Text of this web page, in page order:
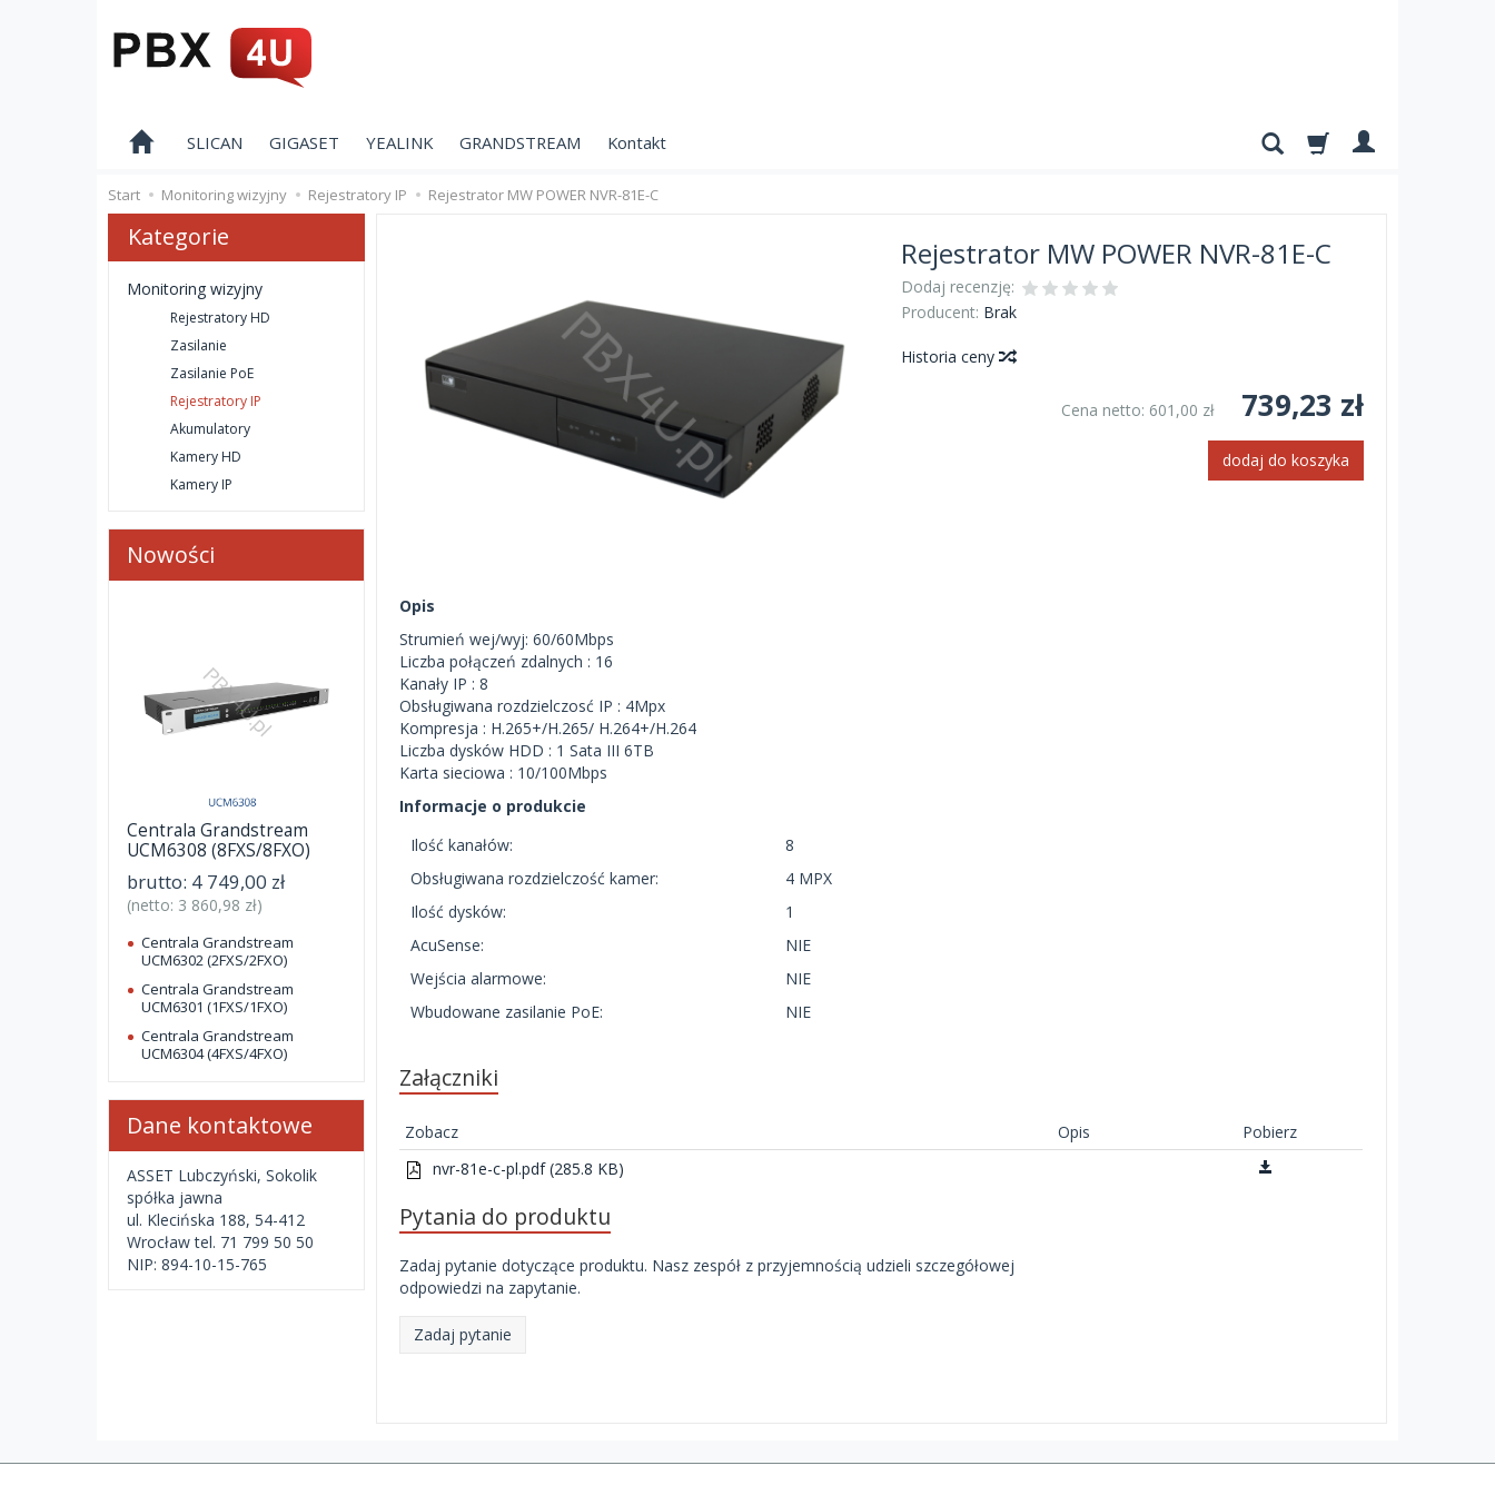
SLICAN GIGASET YEALINK GRANDSTREAM Kontakt
Start Monitoring wizyjny Rejestratory IP Rejestrator MW POWER NVR-81E-C
Rejestrator MW POWER NVR-81E-C
Dodaj recenzję:
Producent: Brak
Historia ceny
Cena netto: 601,00 zł 739,23 zł
dodaj do koszyka
Opis
Strumień wej/wyj: 60/60Mbps
Liczba połączeń zdalnych : 16
Kanały IP : 8
Obsługiwana rozdzielczosć IP : 4Mpx
Kompresja : H.265+/H.265/ H.264+/H.264
Liczba dysków HDD : 1 Sata III 6TB
Karta sieciowa : 10/100Mbps
Informacje o produkcie
Ilość kanałów:
8
Obsługiwana rozdzielczość kamer:
4 MPX
Ilość dysków:
1
AcuSense:
NIE
Wejścia alarmowe:
NIE
Wbudowane zasilanie PoE:
NIE
Załączniki
Zobacz Opis
Pobierz
nvr-81e-c-pl.pdf (285.8 KB)
Pytania do produktu
Zadaj pytanie dotyczące produktu. Nasz zespół z przyjemnością udzieli szczegółowej
odpowiedzi na zapytanie.
Zadaj pytanie
Kategorie
Monitoring wizyjny
Rejestratory HD
Zasilanie
Zasilanie PoE
Rejestratory IP
Akumulatory
Kamery HD
Kamery IP
Nowości
Centrala Grandstream
UCM6308 (8FXS/8FXO)
brutto: 4 749,00 zł
(netto: 3 860,98 zł)
Centrala Grandstream
UCM6302 (2FXS/2FXO)
Centrala Grandstream
UCM6301 (1FXS/1FXO)
Centrala Grandstream
UCM6304 (4FXS/4FXO)
Dane kontaktowe
ASSET Lubczyński, Sokolik
spółka jawna
ul. Klecińska 188, 54-412
Wrocław tel. 71 799 50 50
NIP: 894-10-15-765